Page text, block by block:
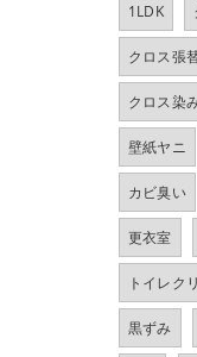
1LDK
クロス張
クロス染
壁紙ヤニ
カビ臭い
更衣室
トイレク
黒ずみ